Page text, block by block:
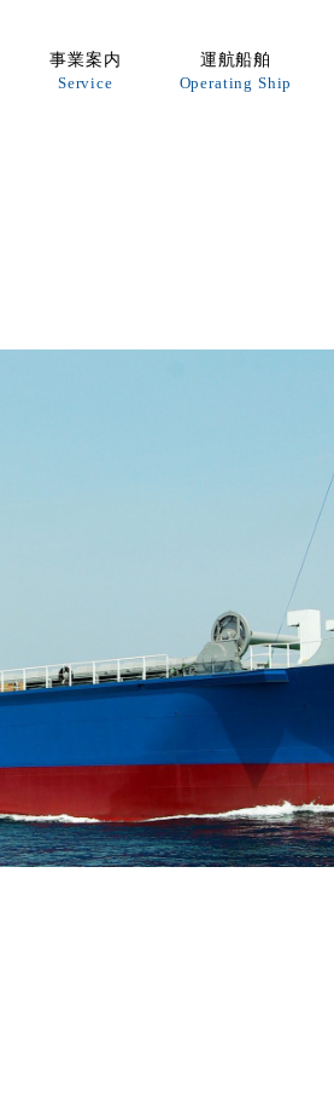
事業案内
Service
運航船舶
Operating Ship